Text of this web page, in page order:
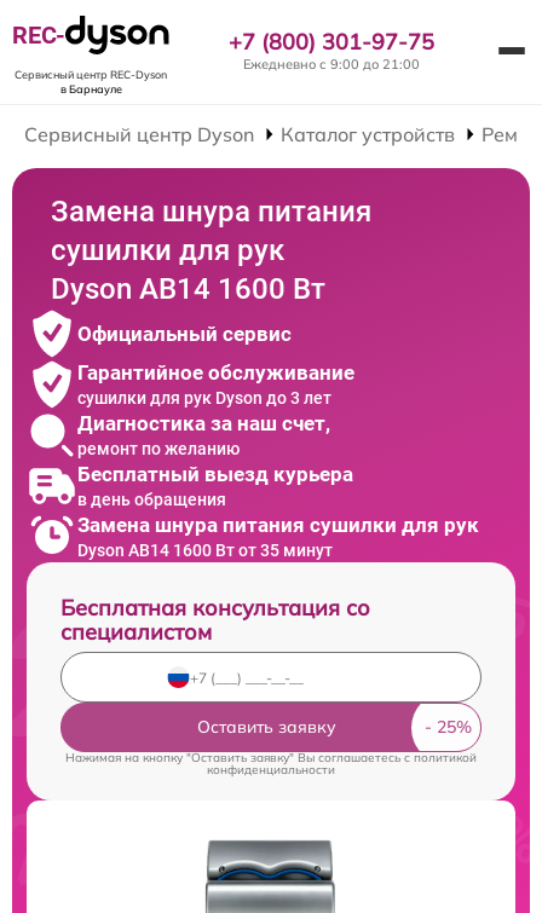
REC-
Сервисный центр REC-Dyson
в Барнауле
+7 (800) 301-97-75
Ежедневно с 9:00 до 21:00
Сервисный центр Dyson Каталог устройств
Замена шнура питания
сушилки для рук
Dyson AB14 1600 Вт
Официальный сервис
Гарантийное обслуживание
сушилки для рук Dyson до 3 лет
Диагностика за наш счет,
ремонт по желанию
Бесплатный выезд курьера
в день обращения
Замена шнура питания сушилки для рук
Dyson AB14 1600 Вт от 35 минут
Бесплатная консультация со
специалистом
Оставить заявку
Нажимая на кнопку "Оставить заявку" Вы соглашаетесь cполитикой
конфиденциальности